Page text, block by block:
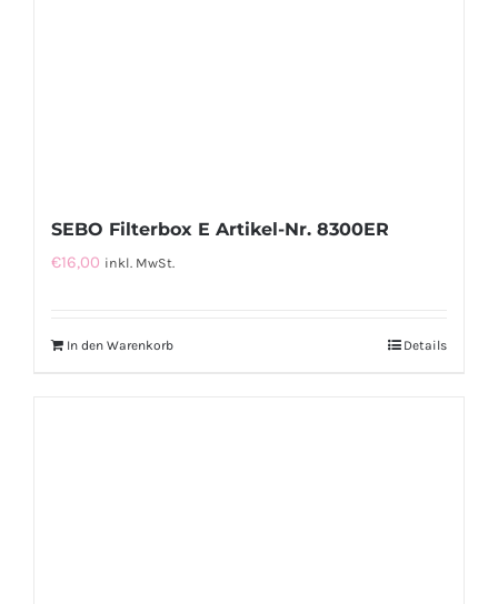
SEBO Filterbox E Artikel-Nr. 8300ER
€16,00 inkl. MwSt.
In den Warenkorb Details